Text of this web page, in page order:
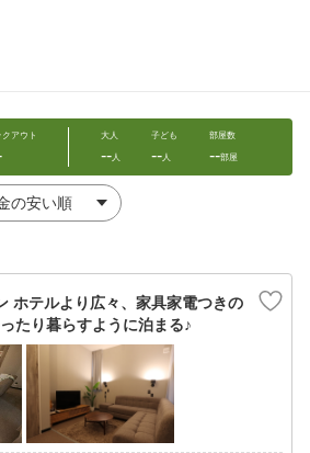
アウト 大人
--人
子ども
--人
部屋数
--部屋
ホテルより広々、家具家電つきの
たり暮らすように泊まる♪